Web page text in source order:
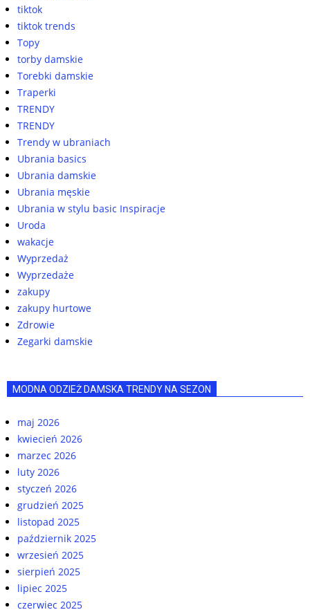
tiktok
tiktok trends
Topy
torby damskie
Torebki damskie
Traperki
TRENDY
TRENDY
Trendy w ubraniach
Ubrania basics
Ubrania damskie
Ubrania męskie
Ubrania w stylu basic Inspiracje
Uroda
wakacje
Wyprzedaż
Wyprzedaże
zakupy
zakupy hurtowe
Zdrowie
Zegarki damskie
MODNA ODZIEŻ DAMSKA TRENDY NA SEZON
maj 2026
kwiecień 2026
marzec 2026
luty 2026
styczeń 2026
grudzień 2025
listopad 2025
październik 2025
wrzesień 2025
sierpień 2025
lipiec 2025
czerwiec 2025